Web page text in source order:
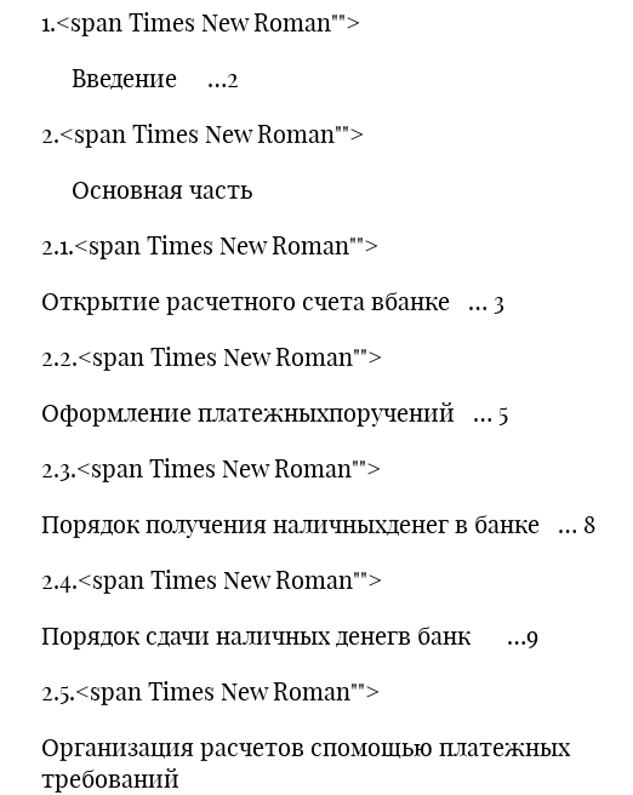
1.<span Times New Roman"">
Введение …2
2.<span Times New Roman"">
Основная часть
2.1.<span Times New Roman"">
Открытие расчетного счета вбанке … 3
2.2.<span Times New Roman"">
Оформление платежныхпоручений … 5
2.3.<span Times New Roman"">
Порядок получения наличныхденег в банке … 8
2.4.<span Times New Roman"">
Порядок сдачи наличных денегв банк …9
2.5.<span Times New Roman"">
Организация расчетов спомощью платежных
требований